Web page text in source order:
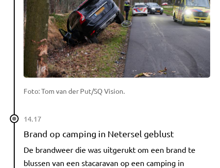
Foto: Tom van der Put/SQ Vision.
14.17
Brand op camping in Netersel geblust
De brandweer die was uitgerukt om een brand te
blussen van een stacaravan op een camping in